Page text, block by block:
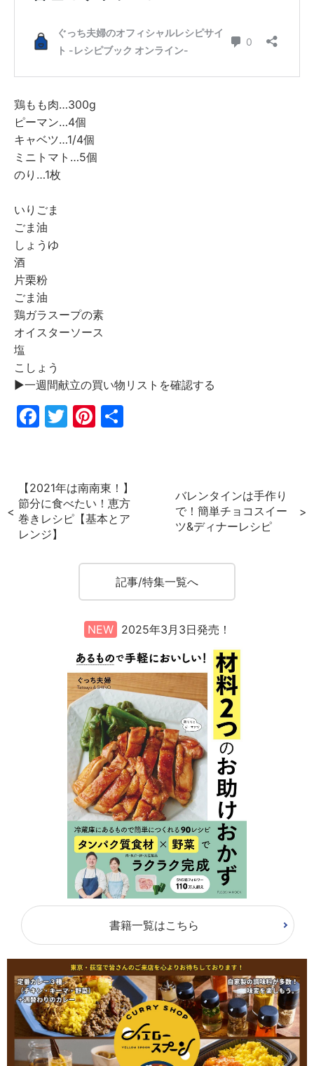
鶏もも肉…300g
ピーマン…4個
キャベツ…1/4個
ミニトマト…5個
のり…1枚
いりごま
ごま油
しょうゆ
酒
片栗粉
ごま油
鶏ガラスープの素
オイスターソース
塩
こしょう
▶︎一週間献立の買い物リストを確認する
F
e
b
o
T
er
Pi
e
st
【2021年は南南東！】
節分に食べたい！恵方
巻きレシピ【基本とア
レンジ】
バレンタインは手作り
で！簡単チョコスイー
ツ&ディナーレシピ
記事/特集一覧へ
NEW 2025年3月3日発売！
書籍一覧はこちら